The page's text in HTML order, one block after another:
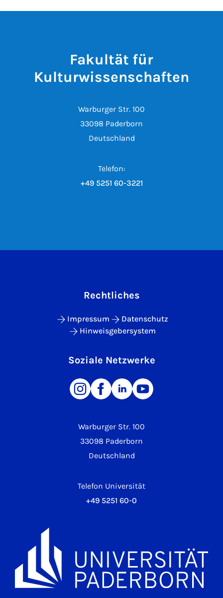
Fakultät für
Kulturwissenschaften
Warburger Str. 100
33098 Paderborn
Deutschland
Telefon:
+49 5251 60-3221
Warburger Str. 100
33098 Paderborn
Deutschland
Telefon Universität
+49 5251 60-0
Rechtliches
Impressum
Datenschutz
Hinweisgebersystem
Soziale Netzwerke